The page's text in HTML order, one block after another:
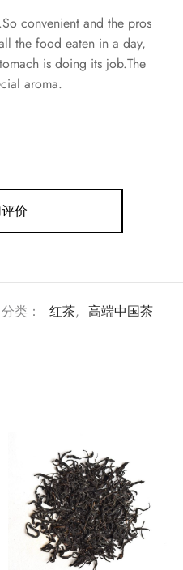
convenient and the pros
the food eaten in a day,
is doing its job.The
aroma.
价
分类： 红茶, 高端中国茶